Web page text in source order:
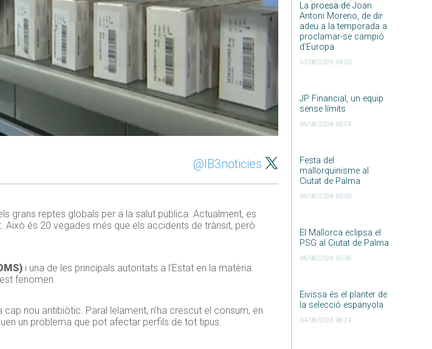
La proesa de Joan
Antoni Moreno, de dir
adeu a la temporada a
proclamar-se campió
d’Europa
07/08/2026 04:50
JP Financial, un equip
sense límits
06/08/2026 05:54
Festa del
mallorquinisme al
Ciutat de Palma
06/08/2026 05:50
El Mallorca eclipsa el
PSG al Ciutat de Palma
06/08/2026 05:36
Eivissa és el planter de
la selecció espanyola
04/08/2026 08:24
@IB3noticies
grans reptes globals per a la salut pública. Actualment, es
Això és 20 vegades més que els accidents de trànsit, però
i una de les principals autoritats a l’Estat en la matèria.
fenomen.
nou antibiòtic. Paral·lelament, n’ha crescut el consum, en
un problema que pot afectar perfils de tot tipus.